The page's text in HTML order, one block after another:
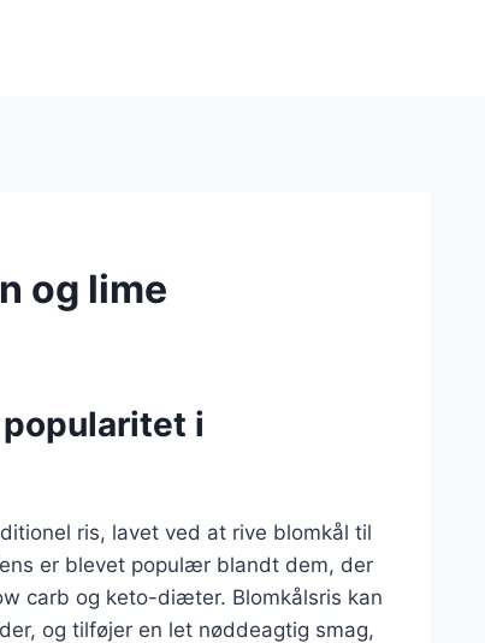
og lime
i
ris, lavet ved at rive blomkål til
er blevet populær blandt dem, der
carb og keto-diæter. Blomkålsris kan
og tilføjer en let nøddeagtig smag,